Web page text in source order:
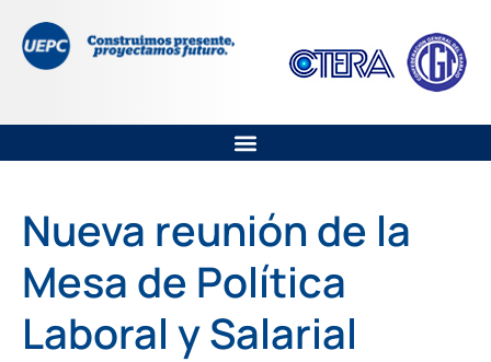
Nueva reunión de la
Mesa de Política
Laboral y Salarial